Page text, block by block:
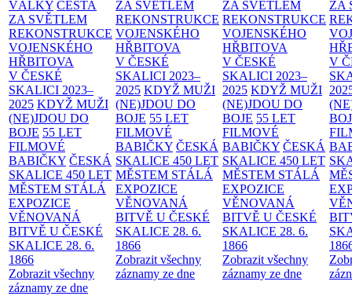
VÁLKY CESTA
ZA SVĚTLEM
REKONSTRUKCE
VOJENSKÉHO
HŘBITOVA
V ČESKÉ
SKALICI 2023–
2025 KDYŽ MUŽI
(NE)JDOU DO
BOJE 55 LET
FILMOVÉ
BABIČKY ČESKÁ
SKALICE 450 LET
MĚSTEM STÁLÁ
EXPOZICE
VĚNOVANÁ
BITVĚ U ČESKÉ
SKALICE 28. 6.
1866
Zobrazit všechny
záznamy ze dne
ZA SVĚTLEM
REKONSTRUKCE
VOJENSKÉHO
HŘBITOVA
V ČESKÉ
SKALICI 2023–
2025 KDYŽ MUŽI
(NE)JDOU DO
BOJE 55 LET
FILMOVÉ
BABIČKY ČESKÁ
SKALICE 450 LET
MĚSTEM STÁLÁ
EXPOZICE
VĚNOVANÁ
BITVĚ U ČESKÉ
SKALICE 28. 6.
1866
Zobrazit všechny
záznamy ze dne
ZA SVĚTLEM
REKONSTRUKCE
VOJENSKÉHO
HŘBITOVA
V ČESKÉ
SKALICI 2023–
2025 KDYŽ MUŽI
(NE)JDOU DO
BOJE 55 LET
FILMOVÉ
BABIČKY ČESKÁ
SKALICE 450 LET
MĚSTEM STÁLÁ
EXPOZICE
VĚNOVANÁ
BITVĚ U ČESKÉ
SKALICE 28. 6.
1866
Zobrazit všechny
záznamy ze dne
ZA
V